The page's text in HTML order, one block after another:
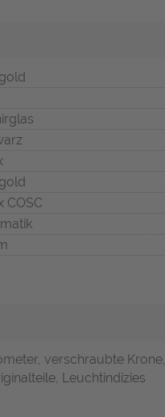
COSC
verschraubte Krone,
Leuchtindizies